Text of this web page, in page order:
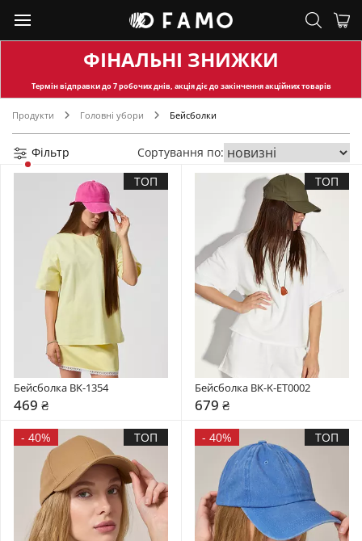
ФІНАЛЬНІ ЗНИЖКИ
Термін відправкидо 7 робочих днів, акція діє до закінчення акційних товарів
Продукти Головні убори Бейсболки
Фільтр
Сортування по:
ТОП
Бейсболка BK-1354
469 ₴
ТОП
Бейсболка BK-K-ET0002
679 ₴
- 40% ТОП - 40% ТОП